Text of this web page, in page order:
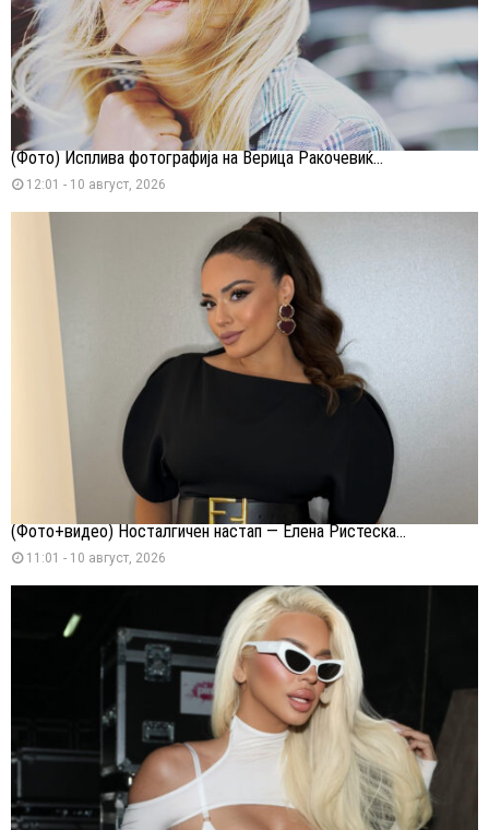
(Фото) Исплива фотографија на Верица Ракочевиќ...
12:01 - 10 август, 2026
(Фото+видео) Носталгичен настап — Елена Ристеска...
11:01 - 10 август, 2026